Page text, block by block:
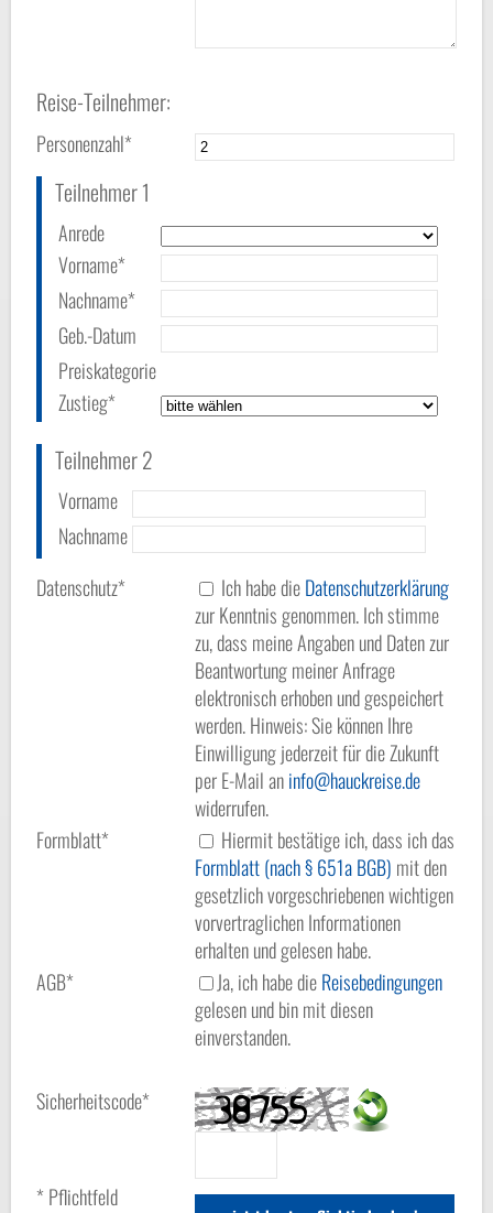
Reise-Teilnehmer:
Personenzahl*
Teilnehmer 1
Anrede
Vorname*
Nachname*
Geb.-Datum
Preiskategorie
Zustieg*
Teilnehmer 2
Vorname
Nachname
Datenschutz*
Ich habe dieDatenschutzerklärung
zur Kenntnis genommen. Ich stimme
zu, dass meine Angaben und Daten zur
Beantwortung meiner Anfrage
elektronisch erhoben und gespeichert
werden. Hinweis: Sie können Ihre
Einwilligung jederzeit für die Zukunft
per E-Mail aninfo
hauckreise.de
widerrufen.
Formblatt*
Hiermit bestätige ich, dass ich das
Formblatt (nach § 651a BGB) mit den
gesetzlich vorgeschriebenen wichtigen
vorvertraglichen Informationen
erhalten und gelesen habe.
AGB*
Ja, ich habe dieReisebedingungen
gelesen und bin mit diesen
einverstanden.
Sicherheitscode*
* Pflichtfeld